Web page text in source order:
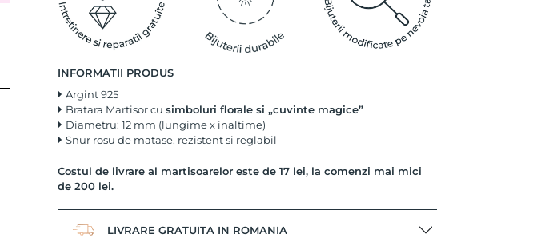
INFORMATII PRODUS
Argint 925
Bratara Martisor cu simboluri florale si „cuvinte magice”
Diametru: 12 mm (lungime x inaltime)
Snur rosu de matase, rezistent si reglabil
Costul de livrare al martisoarelor este de 17 lei, la comenzi mai mici
de 200 lei.
LIVRARE GRATUITA IN ROMANIA